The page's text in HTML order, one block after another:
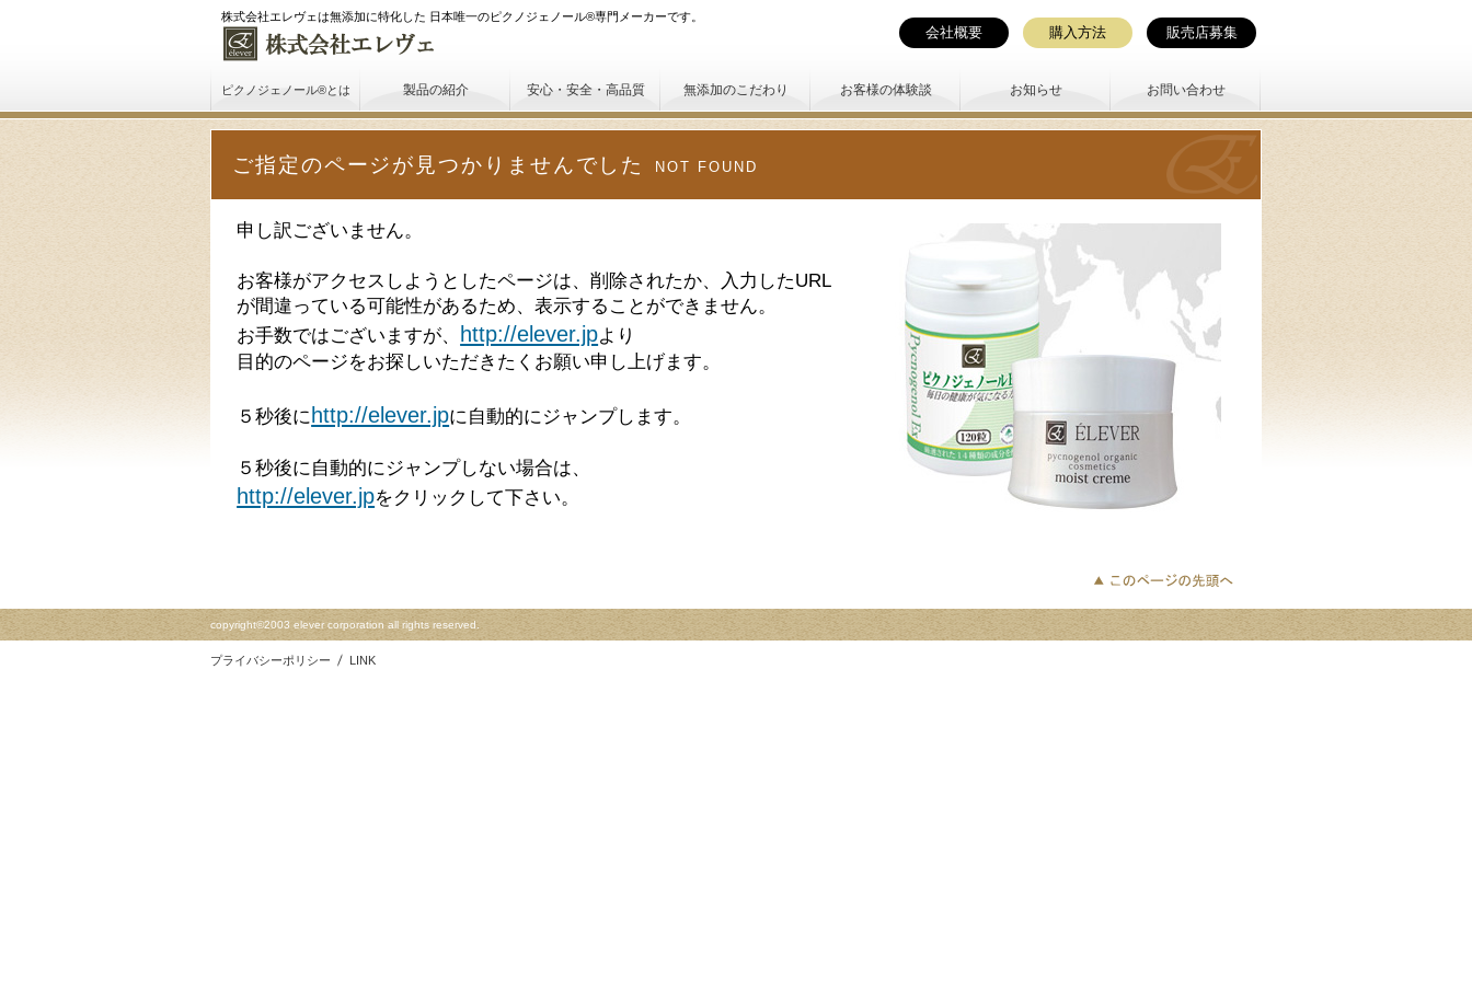
株式会社エレヴェは無添加に特化した 日本唯一のピクノジェノール®専門メーカーです。
会社概要 購入方法 販売店募集
ご指定のページが見つかりませんでした NOT FOUND
申し訳ございません。
お客様がアクセスしようとしたページは、削除されたか、入力したURL
が間違っている可能性があるため、表示することができません。
お手数ではございますが、
http://elever.jpより
目的のページをお探しいただきたくお願い申し上げます。
５秒後に http://elever.jpに自動的にジャンプします。
５秒後に自動的にジャンプしない場合は、
http://elever.jpをクリックして下さい。
ピクノジェノール®とは 製品の紹介 安心・安全・高品質 無添加のこだわり お客様の体験談 お知らせ お問い合わせ
copyright©2003 elever corporation all rights reserved.
プライバシーポリシー LINK